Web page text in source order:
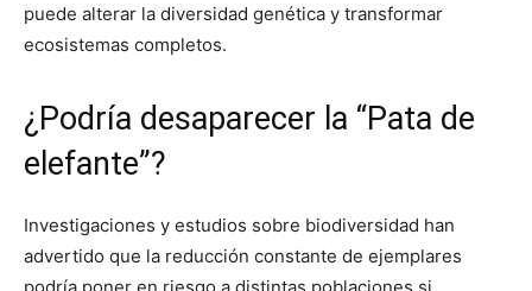
puede alterar la diversidad genética y transformar
ecosistemas completos.
¿Podría desaparecer la “Pata de
elefante”?
Investigaciones y estudios sobre biodiversidad han
advertido que la reducción constante de ejemplares